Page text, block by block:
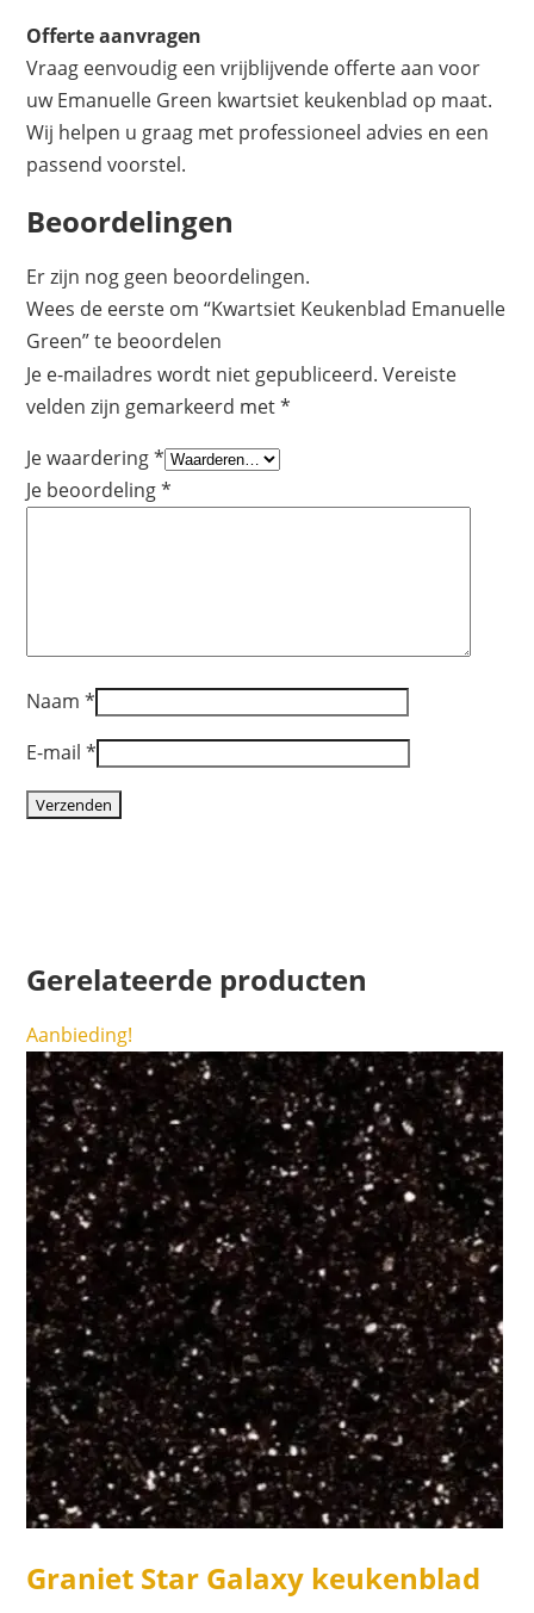
Offerte aanvragen
Vraag eenvoudig een vrijblijvende offerte aan voor
uw Emanuelle Green kwartsiet keukenblad op maat.
Wij helpen u graag met professioneel advies en een
passend voorstel.
Beoordelingen
Er zijn nog geen beoordelingen.
Wees de eerste om “Kwartsiet Keukenblad Emanuelle
Green” te beoordelen
Je e-mailadres wordt niet gepubliceerd. Vereiste
velden zijn gemarkeerd met*
Je waardering*
Je beoordeling*
Naam*
E-mail*
Gerelateerde producten
Aanbieding!
Graniet Star Galaxy keukenblad